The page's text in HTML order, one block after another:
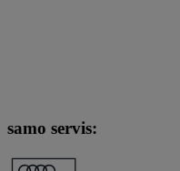
samo servis: